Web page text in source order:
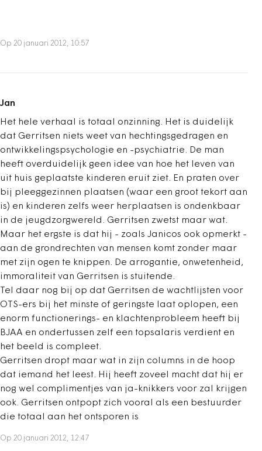
Op 20 januari 2012, 10:57
Jan
Het hele verhaal is totaal onzinning. Het is duidelijk
dat Gerritsen niets weet van hechtingsgedragen en
ontwikkelingspsychologie en -psychiatrie. De man
heeft overduidelijk geen idee van hoe het leven van
uit huis geplaatste kinderen eruit ziet. En praten over
bij pleeggezinnen plaatsen (waar een groot tekort aan
is) en kinderen zelfs weer herplaatsen is ondenkbaar
in de jeugdzorgwereld. Gerritsen zwetst maar wat.
Maar het ergste is dat hij - zoals Janicos ook opmerkt -
aan de grondrechten van mensen komt zonder maar
met zijn ogen te knippen. De arrogantie, onwetenheid,
immoraliteit van Gerritsen is stuitende.
Tel daar nog bij op dat Gerritsen de wachtlijsten voor
OTS-ers bij het minste of geringste laat oplopen, een
enorm functionerings- en klachtenprobleem heeft bij
BJAA en ondertussen zelf een topsalaris verdient en
het beeld is compleet.
Gerritsen dropt maar wat in zijn columns in de hoop
dat iemand het leest. Hij heeft zoveel macht dat hij er
nog wel complimentjes van ja-knikkers voor zal krijgen
ook. Gerritsen ontpopt zich vooral als een bestuurder
die totaal aan het ontsporen is
Op 20 januari 2012, 12:47